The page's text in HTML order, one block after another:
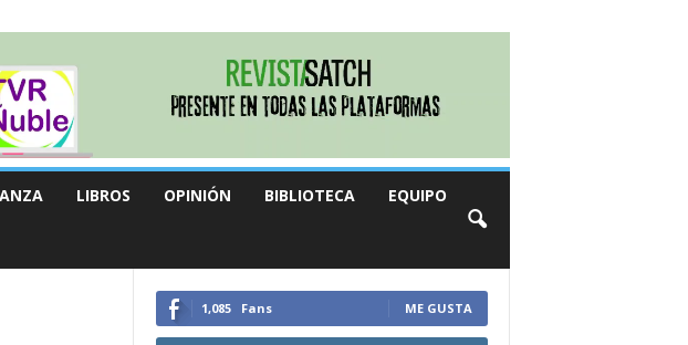
LIBROS OPINIÓN BIBLIOTECA EQUIPO
1,085 Fans ME GUSTA